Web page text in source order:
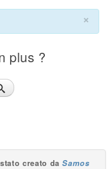
×
plus ?
creato daSamos